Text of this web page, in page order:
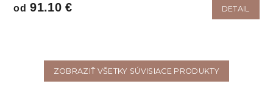
od 91.10 € DETAIL
ZOBRAZIŤ VŠETKY SÚVISIACE PRODUKTY